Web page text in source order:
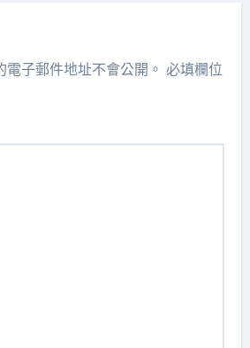
子郵件地址不會公開。 必填欄位